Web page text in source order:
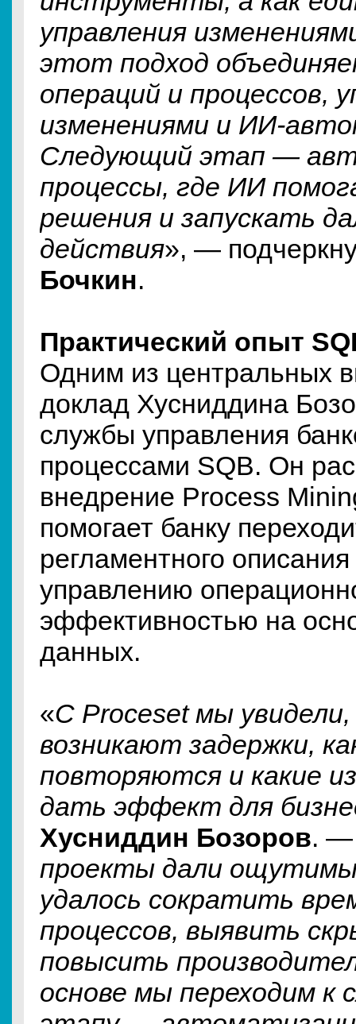
управления
этот подход
операций и процессов,
изменениями и ИИ-
Следующий этап —
процессы, где ИИ
решения и запускать
действия», —
Бочкин.
Практический опыт
Одним из центральных
доклад Хусниддина
службы управления
процессами SQB. Он
внедрение Process
помогает банку
регламентного
управлению
эффективностью на
данных.
«С Proceset мы увидели,
возникают задержки,
повторяются и какие
дать эффект для
Хусниддин Бозоров.
проекты дали
удалось сократить
процессов, выявить
повысить
основе мы переходим к